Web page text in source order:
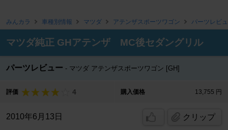
みんカラ 車種別情報 マツダ アテンザスポーツワゴン パーツレビ
マツダ純正 GHアテンザ MC後セダングリル
パーツレビュー マツダ アテンザスポーツワゴン [GH]
評価 4 購入価格 13,755 円
2010年6月13日 クリップ